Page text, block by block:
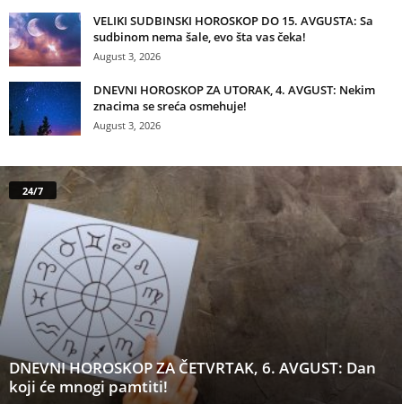
VELIKI SUDBINSKI HOROSKOP DO 15. AVGUSTA: Sa
sudbinom nema šale, evo šta vas čeka!
August 3, 2026
DNEVNI HOROSKOP ZA UTORAK, 4. AVGUST: Nekim
znacima se sreća osmehuje!
August 3, 2026
24/7
DNEVNI HOROSKOP ZA ČETVRTAK, 6. AVGUST: Dan
koji će mnogi pamtiti!